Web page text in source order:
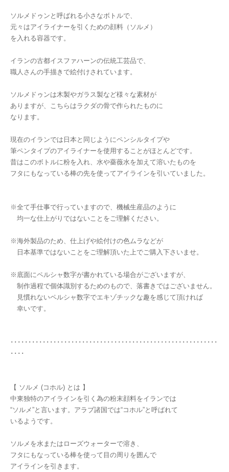
ソルメドゥンと呼ばれる小さなボトルで、
元々はアイライナーを引くための顔料（ソルメ）
を入れる容器です。
イランの古都イスファハーンの伝統工芸品で、
職人さんの手描きで絵付けされています。
ソルメドゥンは木製やガラス製など様々な素材が
ありますが、こちらはラクダの骨で作られたものに
なります。
現在のイランでは日本と同じようにペンシルタイプや
筆ペンタイプのアイライナーを使用することがほとんどです。
昔はこのボトルに粉を入れ、水や薔薇水を加えて溶いたものを
フタにもなっている棒の先を使ってアイラインを引いていました。
※全て手仕事で行っていますので、機械生産品のように
均一な仕上がりではないことをご理解ください。
※海外製品のため、仕上げや絵付けの色ムラなどが
日本基準ではないことをご理解頂いた上でご購入下さいませ。
※底面にペルシャ数字が書かれている場合がございますが、
制作過程で個体識別するためのもので、落書きではございません。
見慣れないペルシャ数字でエキゾチックな趣を感じて頂ければ
幸いです。
･･････････････････････････････････････････････････････････
････
【 ソルメ (コホル) とは 】
中東独特のアイラインを引く為の粉末顔料をイランでは
“ソルメ”と言います。アラブ諸国では“コホル”と呼ばれて
いるようです。
ソルメを水またはローズウォーターで溶き、
フタにもなっている棒を使って目の周りを囲んで
アイラインを引きます。